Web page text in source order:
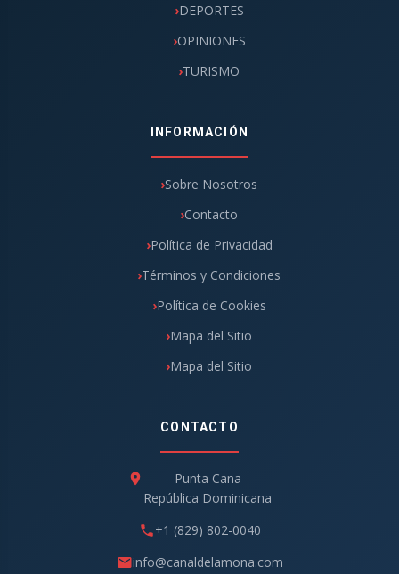
DEPORTES
OPINIONES
TURISMO
INFORMACIÓN
Sobre Nosotros
Contacto
Política de Privacidad
Términos y Condiciones
Política de Cookies
Mapa del Sitio
Mapa del Sitio
CONTACTO
Punta Cana
República Dominicana
+1 (829) 802-0040
info@canaldelamona.com